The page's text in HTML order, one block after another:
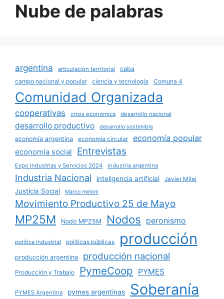
Nube de palabras
argentina articulación territorial
caba
campo nacional y popular
ciencia y tecnología Comuna 4
Comunidad Organizada
cooperativas crisis económica desarrollo nacional
desarrollo productivo desarrollo sostenible
economía argentina economía circular economía popular
economía social Entrevistas
Expo Industrias y Servicios 2024 industria argentina
Industria Nacional inteligencia artificial Javier Milei
Justicia Social Marco meloni
Movimiento Productivo 25 de Mayo
MP25M Nodo MP25M Nodos peronismo
política industrial políticas públicas producción
producción argentina producción nacional
Producción y Trabajo PymeCoop PYMES
PYMES Argentina pymes argentinas Soberanía